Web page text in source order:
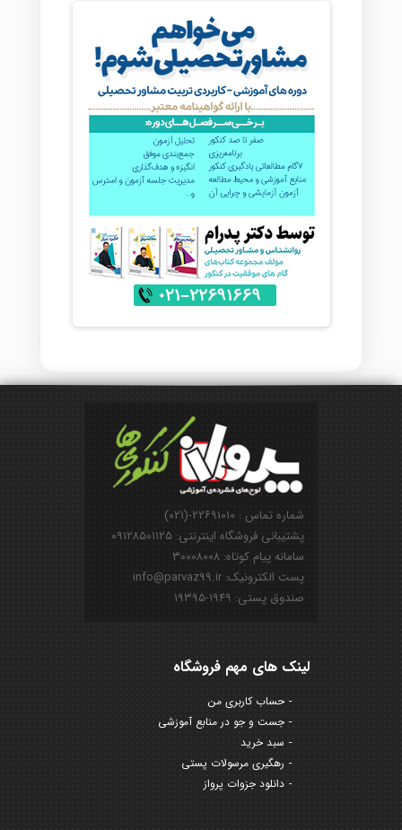
شماره تماس : ۲۲۶۹۱۰۱۰-(۰۲۱)
پشتیبانی فروشگاه اینترنتی: ۰۹۱۲۸۵۰۱۱۲۵
سامانه پیام کوتاه: ۳۰۰۰۸۰۰۸
پست الکترونیک: info@parvaz99.ir
صندوق پستی: ۱۹۴۹-۱۹۳۹۵
لینک های مهم فروشگاه
حساب کاربری من
جست و جو در منابع آموزشی
سبد خرید
رهگیری مرسولات پستی
دانلود جزوات پرواز